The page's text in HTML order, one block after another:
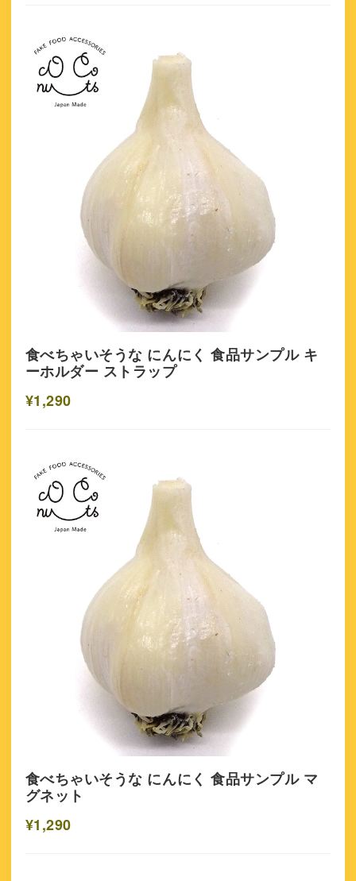
食べちゃいそうな にんにく 食品サンプル キ
ーホルダー ストラップ
¥1,290
食べちゃいそうな にんにく 食品サンプル マ
グネット
¥1,290